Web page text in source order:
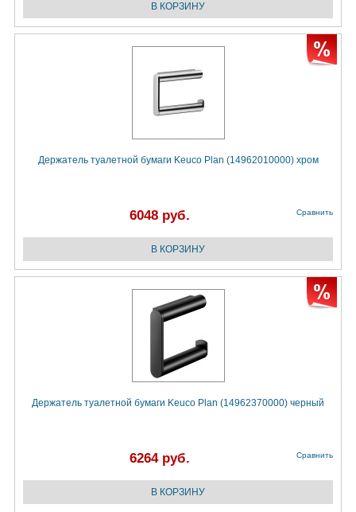
Держатель туалетной бумаги Keuco Plan (14962010000) хром
6048 руб. Сравнить
Держатель туалетной бумаги Keuco Plan (14962370000) черный
6264 руб. Сравнить